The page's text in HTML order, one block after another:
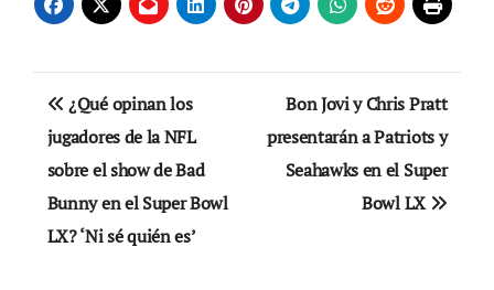
Navegación
de
entradas
¿Qué opinan los
jugadores de la NFL
sobre el show de Bad
Bunny en el Super Bowl
LX? ‘Ni sé quién es’
Bon Jovi y Chris Pratt
presentarán a Patriots y
Seahawks en el Super
Bowl LX